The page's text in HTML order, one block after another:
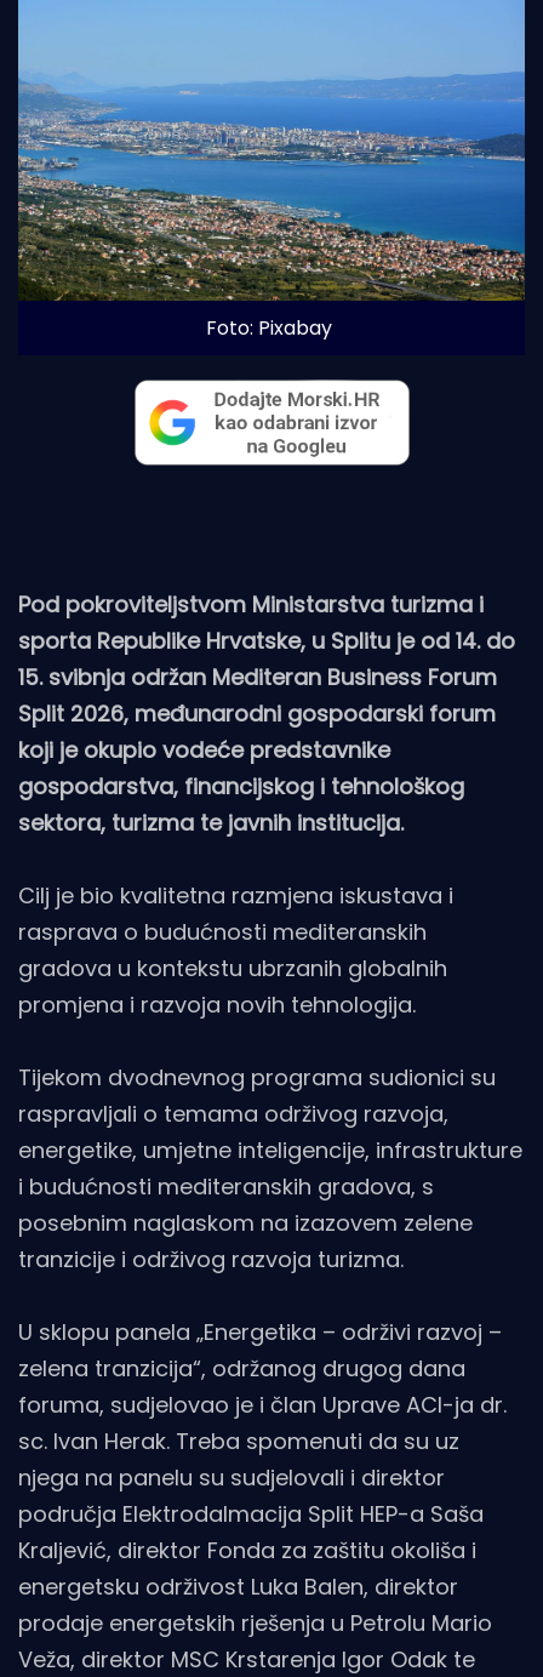
Foto: Pixabay
Pod pokroviteljstvom Ministarstva turizma i
sporta Republike Hrvatske, u Splitu je od 14. do
15. svibnja održan Mediteran Business Forum
Split 2026, međunarodni gospodarski forum
koji je okupio vodeće predstavnike
gospodarstva, financijskog i tehnološkog
sektora, turizma te javnih institucija.
Cilj je bio kvalitetna razmjena iskustava i
rasprava o budućnosti mediteranskih
gradova u kontekstu ubrzanih globalnih
promjena i razvoja novih tehnologija.
Tijekom dvodnevnog programa sudionici su
raspravljali o temama održivog razvoja,
energetike, umjetne inteligencije, infrastrukture
i budućnosti mediteranskih gradova, s
posebnim naglaskom na izazovem zelene
tranzicije i održivog razvoja turizma.
U sklopu panela „Energetika – održivi razvoj –
zelena tranzicija“, održanog drugog dana
foruma, sudjelovao je i član Uprave ACI-ja dr.
sc. Ivan Herak. Treba spomenuti da su uz
njega na panelu su sudjelovali i direktor
područja Elektrodalmacija Split HEP-a Saša
Kraljević, direktor Fonda za zaštitu okoliša i
energetsku održivost Luka Balen, direktor
prodaje energetskih rješenja u Petrolu Mario
Veža, direktor MSC Krstarenja Igor Odak te